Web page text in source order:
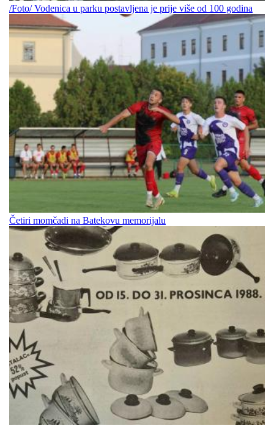
/Foto/ Vodenica u parku postavljena je prije više od 100 godina
Četiri momčadi na Batekovu memorijalu